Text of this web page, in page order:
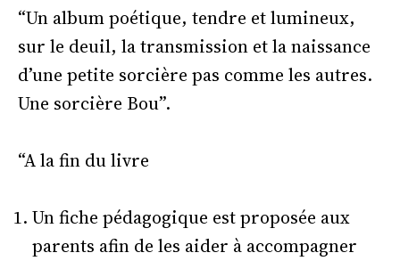
“Un album poétique, tendre et lumineux,
sur le deuil, la transmission et la naissance
d’une petite sorcière pas comme les autres.
Une sorcière Bou”.
“A la fin du livre
Un fiche pédagogique est proposée aux
parents afin de les aider à accompagner